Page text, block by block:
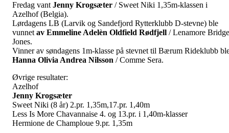
Fredag vant Jenny Krogsæter / Sweet Niki 1,35m-klassen i
Azelhof (Belgia).
Lørdagens LB (Larvik og Sandefjord Rytterklubb D-stevne) ble
vunnet av Emmeline Adelèn Oldfield Rødfjell / Lenamore
Jones.
Vinner av søndagens 1m-klasse på stevnet til Bærum Rideklubb
Hanna Olivia Andrea Nilsson / Comme Sera.
Øvrige resultater:
Azelhof
Jenny Krogsæter
Sweet Niki (8 år) 2.pr. 1,35m,17.pr. 1,40m
Less Is More Chavannaise 4. og 13.pr. i 1,40m-klasser
Hermione de Champloue 9.pr. 1,35m